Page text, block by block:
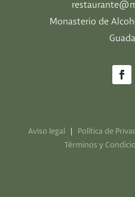
Monasterio de
Aviso legal Política de
Términos y